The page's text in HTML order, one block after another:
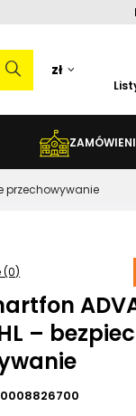
zł
przechowywanie
(0)
–